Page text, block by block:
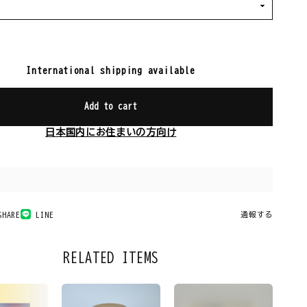
International shipping available
Add to cart
日本国内にお住まいの方向け
LINE 通報する
RELATED ITEMS